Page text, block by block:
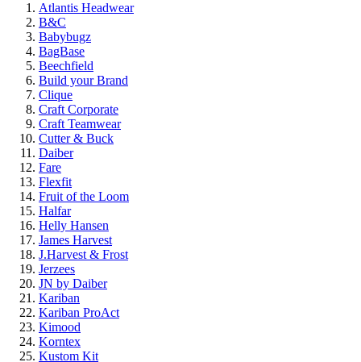
Atlantis Headwear
B&C
Babybugz
BagBase
Beechfield
Build your Brand
Clique
Craft Corporate
Craft Teamwear
Cutter & Buck
Daiber
Fare
Flexfit
Fruit of the Loom
Halfar
Helly Hansen
James Harvest
J.Harvest & Frost
Jerzees
JN by Daiber
Kariban
Kariban ProAct
Kimood
Korntex
Kustom Kit